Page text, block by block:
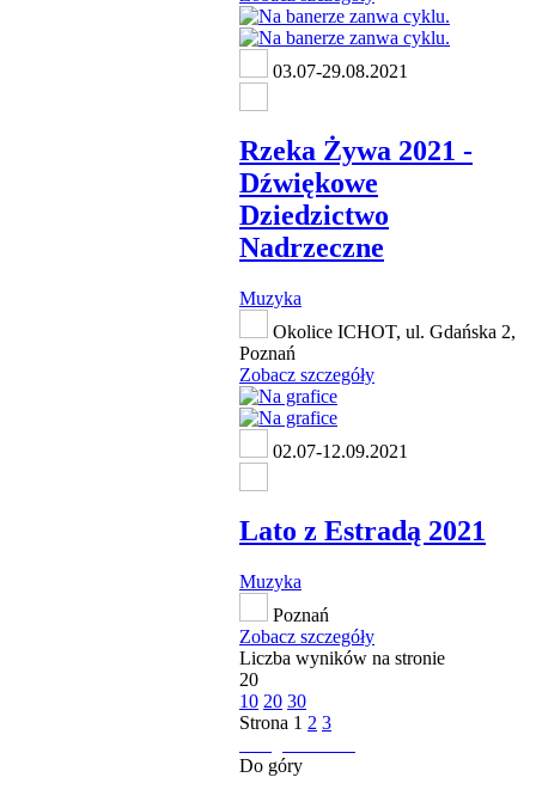
03.07-29.08.2021
Rzeka Żywa 2021 -
Dźwiękowe
Dziedzictwo
Nadrzeczne
Muzyka
Okolice ICHOT, ul. Gdańska 2,
Poznań
Zobacz szczegóły
02.07-12.09.2021
Lato z Estradą 2021
Muzyka
Poznań
Zobacz szczegóły
Liczba wyników na stronie
20
10 20 30
Strona 1 2 3
Do góry